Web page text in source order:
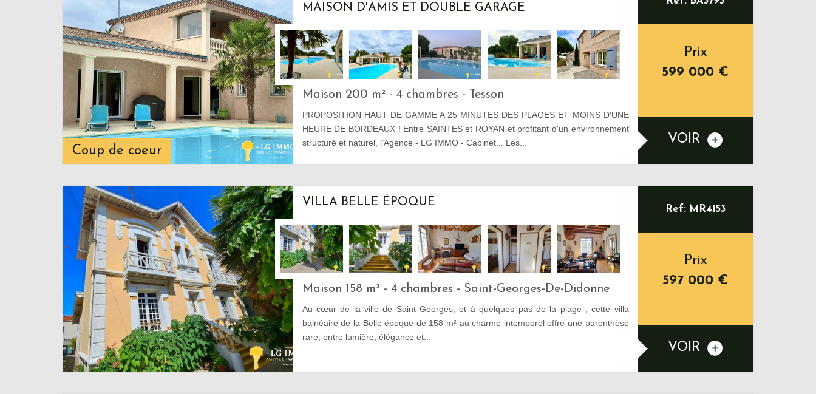
Coup de coeur
MAISON D'AMIS ET DOUBLE GARAGE
Maison 200 m² - 4 chambres - Tesson
PROPOSITION HAUT DE GAMME A 25 MINUTES DES PLAGES ET MOINS D'UNE
HEURE DE BORDEAUX ! Entre SAINTES et ROYAN et profitant d'un environnement
structuré et naturel, l’Agence - LG IMMO - Cabinet... Les...
Prix
599 000 €
VOIR
VILLA BELLE ÉPOQUE
Maison 158 m² - 4 chambres - Saint-Georges-De-Didonne
Au cœur de la ville de Saint Georges, et à quelques pas de la plage , cette villa
balnéaire de la Belle époque de 158 m² au charme intemporel offre une parenthèse
rare, entre lumière, élégance et...
Ref: MR4153
Prix
597 000 €
VOIR